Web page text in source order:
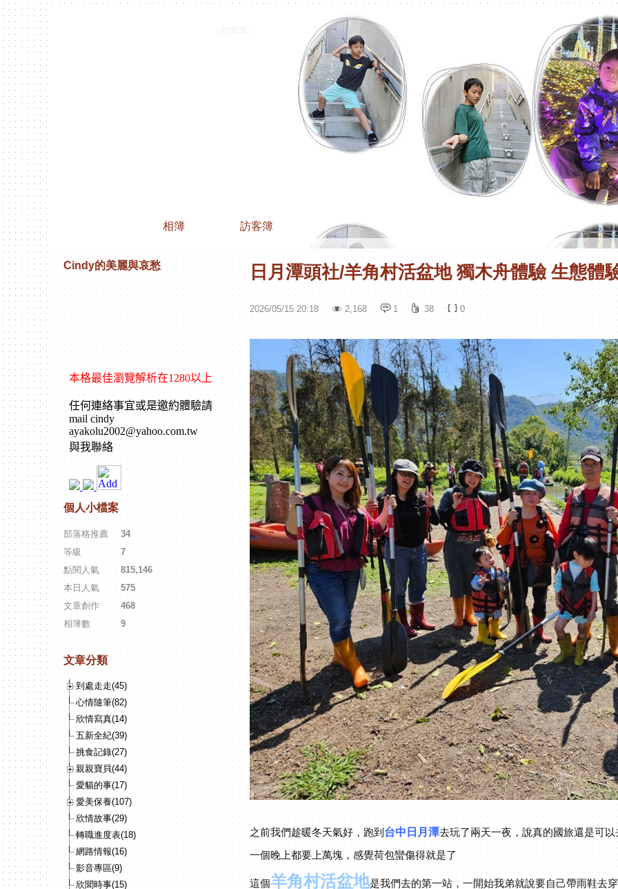
相簿 訪客簿
日月潭頭社/羊角村活盆地 獨木舟體驗 生態體
2026/05/15 20:18 2,168 1 38 0
之前我們趁暖冬天氣好，跑到 台中日月潭去玩了兩天一夜，說真的國旅還是可
一個晚上都要上萬塊，感覺荷包蠻傷得就是了
這個羊角村活盆地是我們去的第一站，一開始我弟就說要自己帶雨鞋去
Cindy的美麗與哀愁
個人小檔案
部落格推薦 ： 34
等級
： 7
點閱人氣
： 815,146
本日人氣
： 575
文章創作
： 468
相簿數
： 9
文章分類
到處走走(45)
心情隨筆(82)
欣情寫真(14)
五新全紀(39)
挑食記錄(27)
親親寶貝(44)
愛貓的事(17)
愛美保養(107)
欣情故事(29)
轉職進度表(18)
網路情報(16)
影音專區(9)
欣聞時事(15)